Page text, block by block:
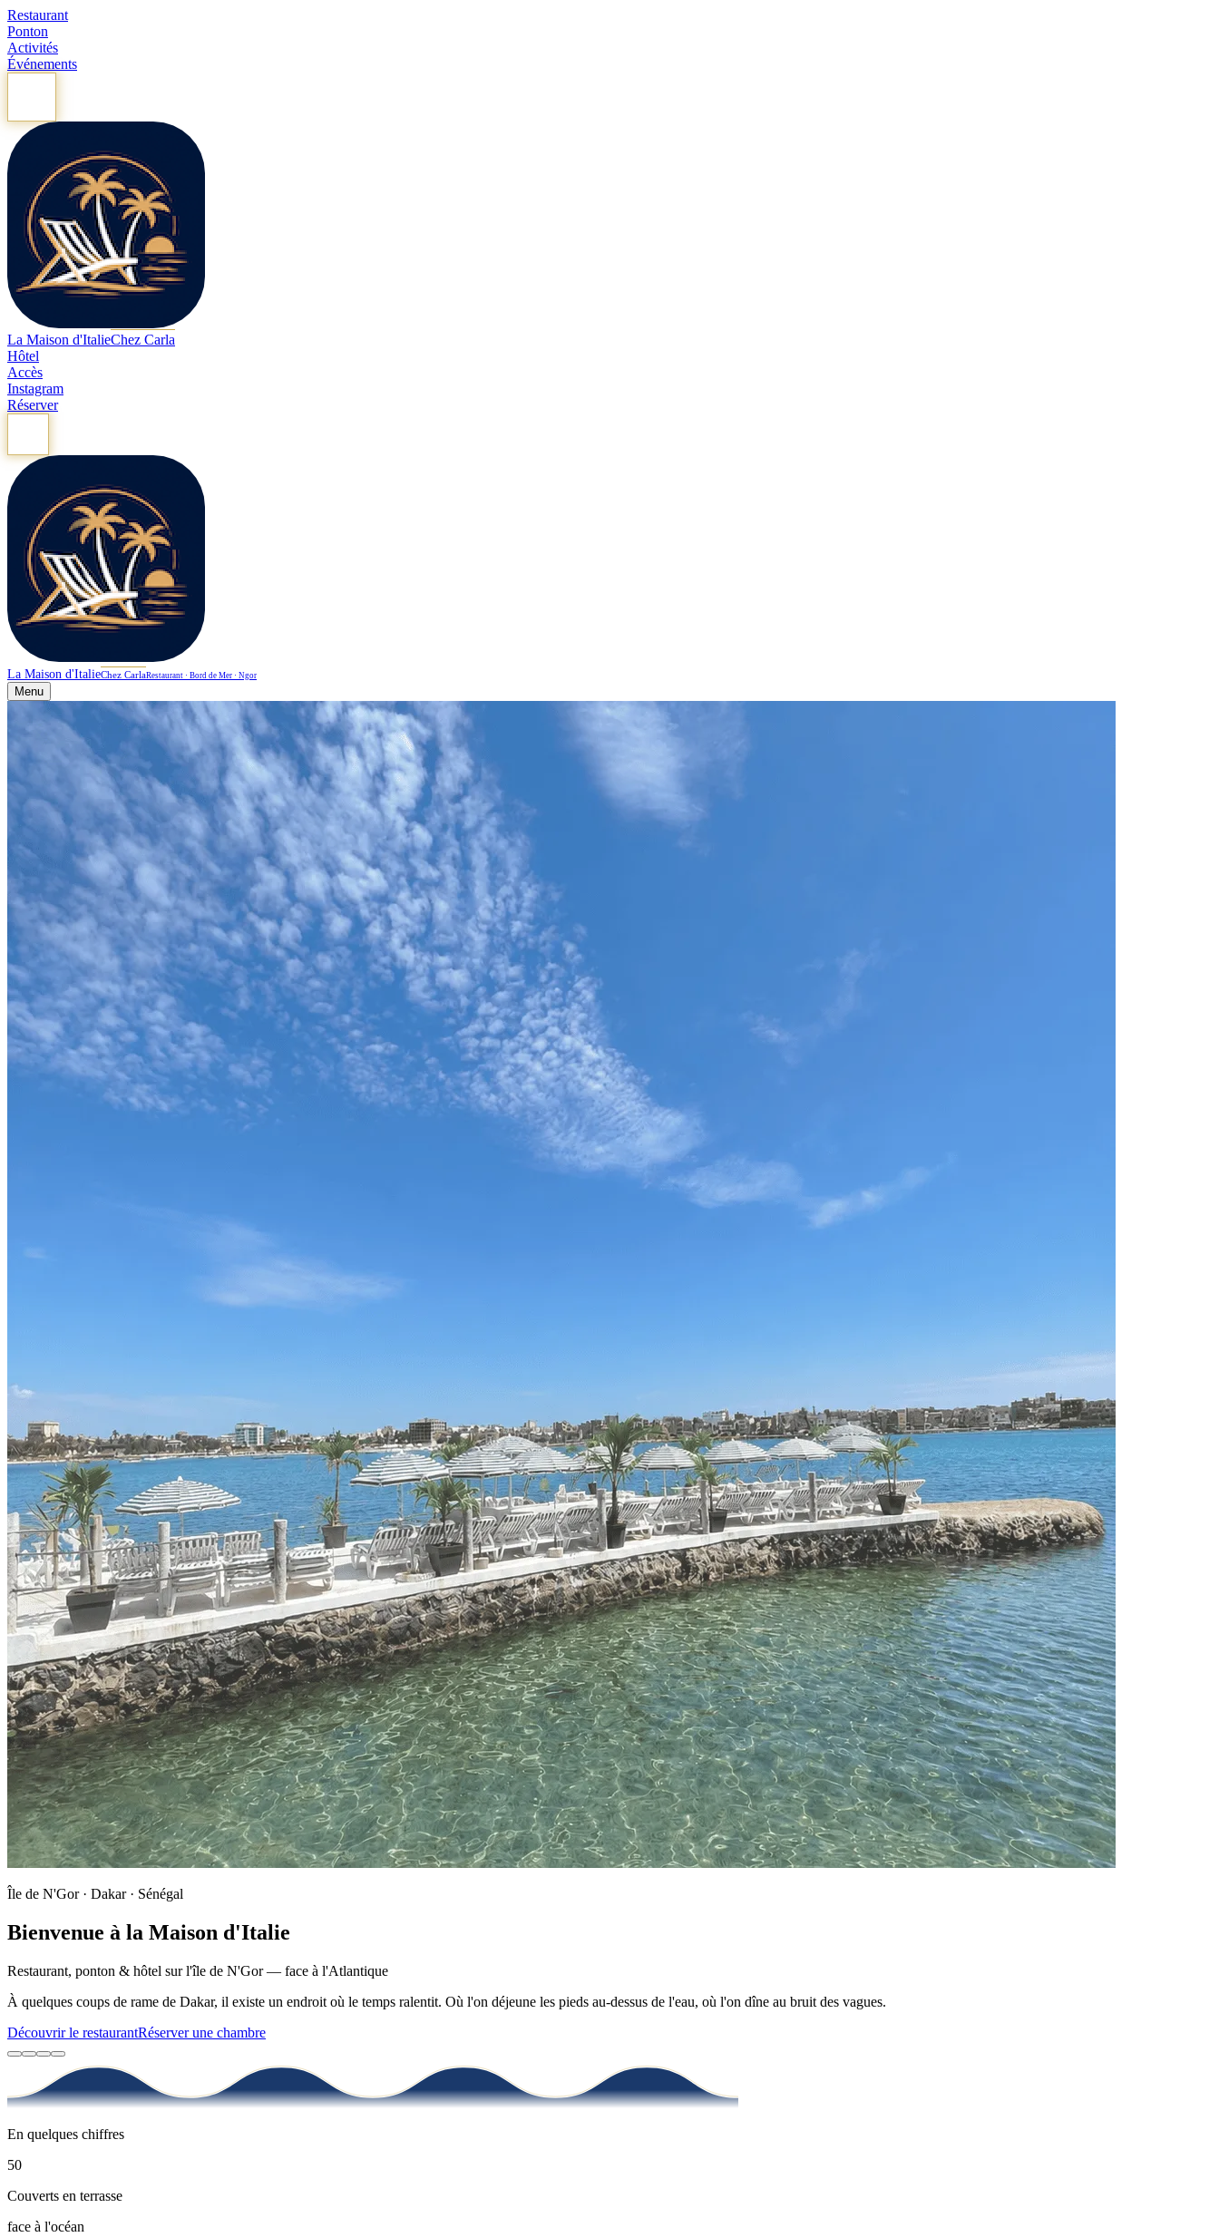
Restaurant
Ponton
Activités
Événements
La Maison d'ItalieChez Carla
Hôtel
Accès
Instagram
Réserver
La Maison d'ItalieChez CarlaRestaurant · Bord de Mer · Ngor
Menu
Île de N'Gor · Dakar · Sénégal
Bienvenue à la Maison d'Italie
Restaurant, ponton & hôtel sur l'île de N'Gor — face à l'Atlantique
À quelques coups de rame de Dakar, il existe un endroit où le temps ralentit. Où l'on déjeune les pieds au-dessus de l'eau, où l'on dîne au bruit des vagues.
Découvrir le restaurant
Réserver une chambre
En quelques chiffres
50
Couverts en terrasse
face à l'océan
cosy et intimistes
Offrez à vos collaborateurs et à vos invités une expérience exclusive dans un lieu d'exception à Dakar. Notre ponton privé, unique en son genre, et notre restaurant entièrement privatisable constituent le cadre
idéal pour vos team buildings, séjours de groupe, séminaires, événements d'entreprise et réceptions privées.
Découvrir
La Maison d'Italie
"Un lieu unique où savourer, s'évader et se retrouver."
Restaurant